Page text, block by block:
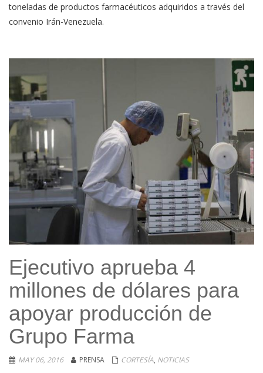
toneladas de productos farmacéuticos adquiridos a través del
convenio Irán-Venezuela.
Ejecutivo aprueba 4
millones de dólares para
apoyar producción de
Grupo Farma
MAY 06, 2016 PRENSA CORTESÍA, NOTICIAS